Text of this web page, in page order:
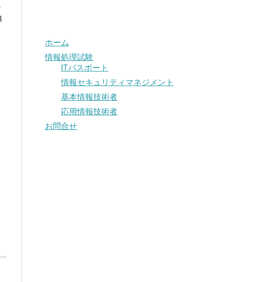
ホーム
情報処理試験
ITパスポート
情報セキュリティマネジメント
基本情報技術者
応用情報技術者
お問合せ